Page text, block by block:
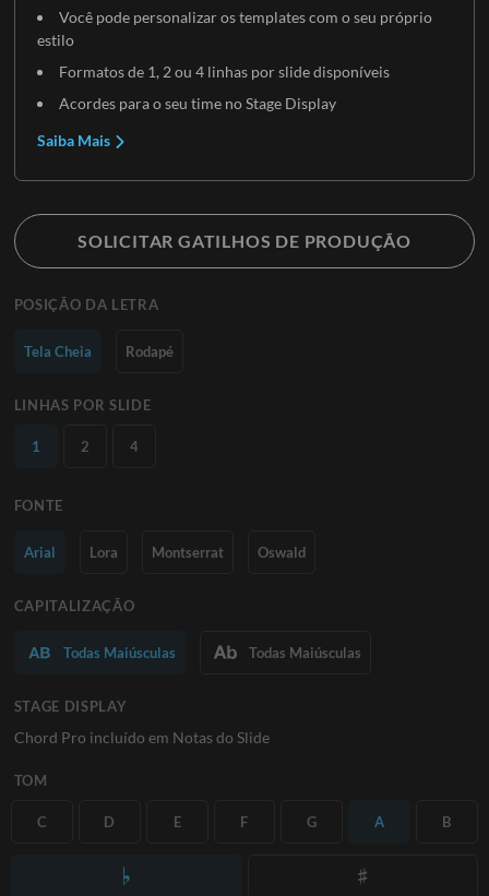
Você pode personalizar os templates com o seu próprio
estilo
Formatos de 1, 2 ou 4 linhas por slide disponíveis
Acordes para o seu time no Stage Display
Saiba Mais
SOLICITAR GATILHOS DE PRODUÇÃO
POSIÇÃO DA LETRA
Tela Cheia Rodapé
LINHAS POR SLIDE
1 2 4
FONTE
Arial Lora Montserrat Oswald
CAPITALIZAÇÃO
Todas Maiúsculas Todas Maiúsculas
STAGE DISPLAY
Chord Pro incluído em Notas do Slide
TOM
C D E F G A B